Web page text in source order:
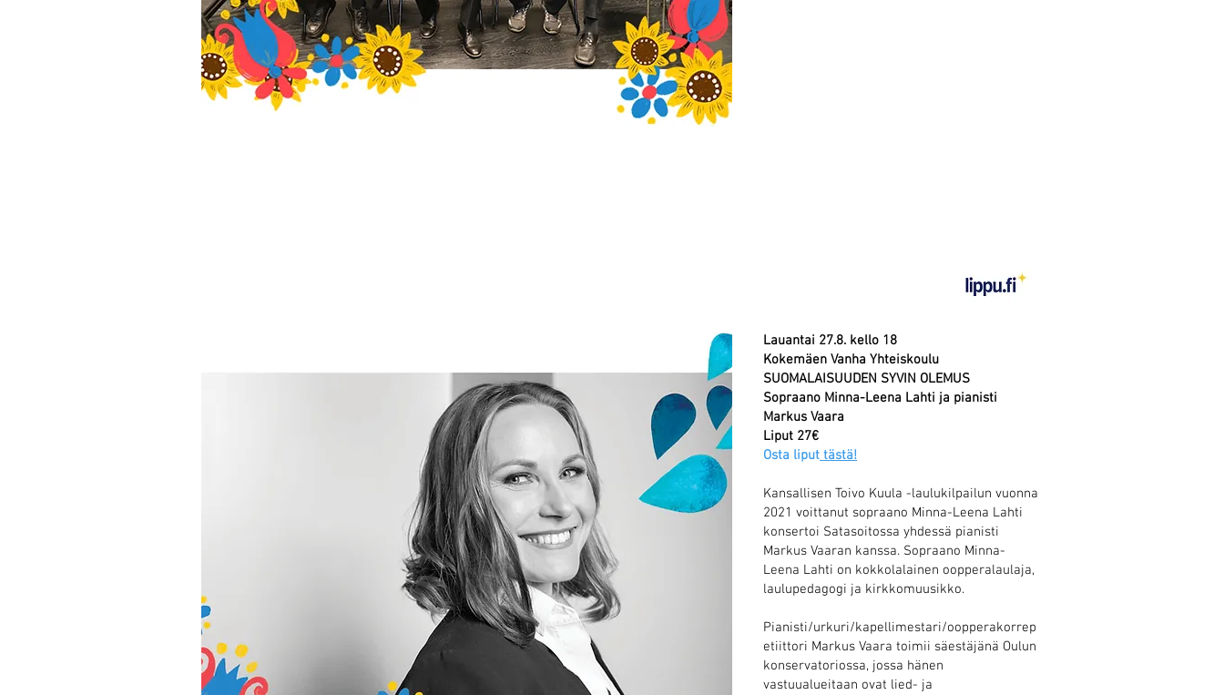
Lauantai 27.8. kello 18
Kokemäen Vanha Yhteiskoulu
SUOMALAISUUDEN SYVIN OLEMUS
Sopraano Minna-Leena Lahti ja pianisti
Markus Vaara
Liput 27€
Osta liput tästä!
Kansallisen Toivo Kuula -laulukilpailun vuonna
2021 voittanut sopraano Minna-Leena Lahti
konsertoi Satasoitossa yhdessä pianisti
Markus Vaaran kanssa. Sopraano Minna-
Leena Lahti on kokkolalainen oopperalaulaja,
laulupedagogi ja kirkkomuusikko.
Pianisti/urkuri/kapellimestari/oopperakorrep
etiittori Markus Vaara toimii säestäjänä Oulun
konservatoriossa, jossa hänen
vastuualueitaan ovat lied- ja